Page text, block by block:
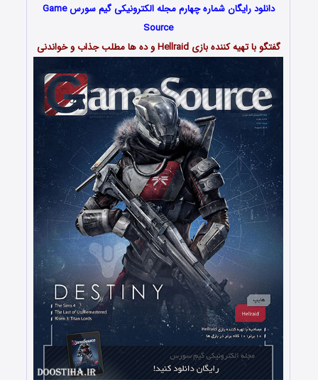
دانلود رایگان شماره چهارم مجله الکترونیکی گیم سورس Game
Source
گفتگو با تهیه کننده بازی Hellraid و ده ها مطلب جذاب و خواندنی